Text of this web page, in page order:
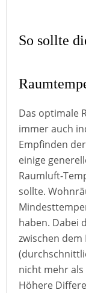
So sollte
Das optimale
immer auch
Empfinden
einige
Raumluft-
sollte.
haben. Dabei
zwischen dem
nicht mehr als
Höhere